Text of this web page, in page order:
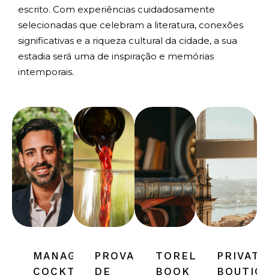
escrito. Com experiências cuidadosamente
selecionadas que celebram a literatura, conexões
significativas e a riqueza cultural da cidade, a sua
estadia será uma de inspiração e memórias
intemporais.
MANAGER'S
COCKTAIL
PROVA
DE
TOREL
BOOK
PRIVATE